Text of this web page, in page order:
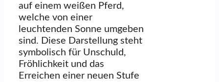
auf einem weißen Pferd,
welche von einer
leuchtenden Sonne umgeben
sind. Diese Darstellung steht
symbolisch für Unschuld,
Fröhlichkeit und das
Erreichen einer neuen Stufe